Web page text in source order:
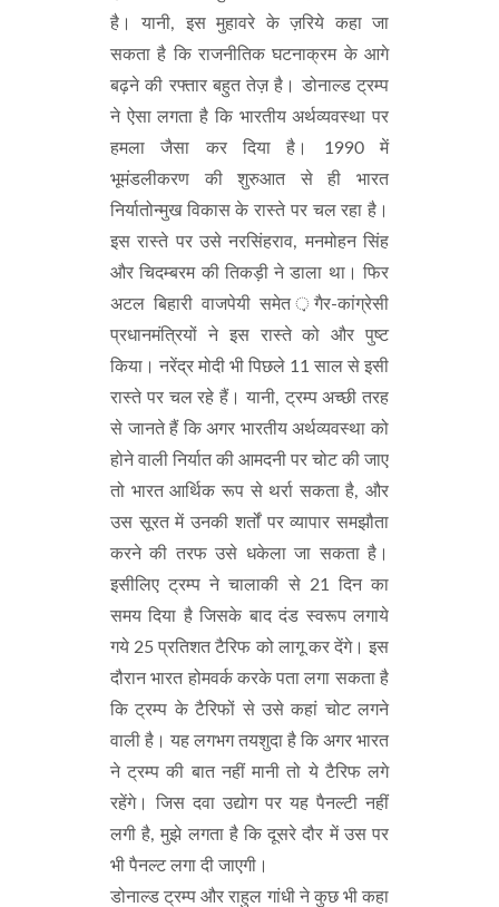
है। यानी, इस मुहावरे के ज़रिये कहा जा
सकता है कि राजनीतिक घटनाक्रम के आगे
बढ़ने की रफ्तार बहुत तेज़ है। डोनाल्ड ट्रम्प
ने ऐसा लगता है कि भारतीय अर्थव्यवस्था पर
हमला जैसा कर दिया है। 1990 में
भूमंडलीकरण की शुरुआत से ही भारत
निर्यातोन्मुख विकास के रास्ते पर चल रहा है।
इस रास्ते पर उसे नरसिंहराव, मनमोहन सिंह
और चिदम्बरम की तिकड़ी ने डाला था। फिर
अटल बिहारी वाजपेयी समेत ़गैर-कांग्रेसी
प्रधानमंत्रियों ने इस रास्ते को और पुष्ट
किया। नरेंद्र मोदी भी पिछले 11 साल से इसी
रास्ते पर चल रहे हैं। यानी, ट्रम्प अच्छी तरह
से जानते हैं कि अगर भारतीय अर्थव्यवस्था को
होने वाली निर्यात की आमदनी पर चोट की जाए
तो भारत आर्थिक रूप से थर्रा सकता है, और
उस सूरत में उनकी शर्तों पर व्यापार समझौता
करने की तरफ उसे धकेला जा सकता है।
इसीलिए ट्रम्प ने चालाकी से 21 दिन का
समय दिया है जिसके बाद दंड स्वरूप लगाये
गये 25 प्रतिशत टैरिफ को लागू कर देंगे। इस
दौरान भारत होमवर्क करके पता लगा सकता है
कि ट्रम्प के टैरिफों से उसे कहां चोट लगने
वाली है। यह लगभग तयशुदा है कि अगर भारत
ने ट्रम्प की बात नहीं मानी तो ये टैरिफ लगे
रहेंगे। जिस दवा उद्योग पर यह पैनल्टी नहीं
लगी है, मुझे लगता है कि दूसरे दौर में उस पर
भी पैनल्ट लगा दी जाएगी।
डोनाल्ड ट्रम्प और राहुल गांधी ने कुछ भी कहा